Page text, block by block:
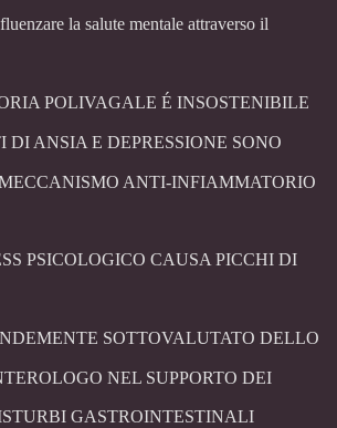
la salute mentale attraverso il
POLIVAGALE É INSOSTENIBILE
DI ANSIA E DEPRESSIONE SONO
ANTI-INFIAMMATORIO
PSICOLOGICO CAUSA PICCHI DI
SOTTOVALUTATO DELLO
NEL SUPPORTO DEI
GASTROINTESTINALI